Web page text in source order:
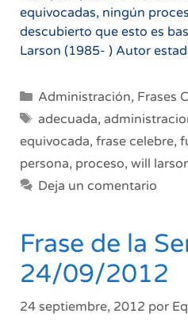
equivocadas, ningún
descubierto que esto es
Larson (1985- ) Autor
Categorías
Administración, Frases
Etiquetas
adecuada,
equivocada, frase celebre,
persona, proceso, will
Deja un comentario
Frase de la
24/09/2012
24 septiembre, 2012 por